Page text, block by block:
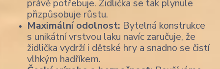
právě potřebuje. Židlička se tak plynule
přizpůsobuje růstu.
Maximální odolnost: Bytelná konstrukce
s unikátní vrstvou laku navíc zaručuje, že
židlička vydrží i dětské hry a snadno se čistí
vlhkým hadříkem.